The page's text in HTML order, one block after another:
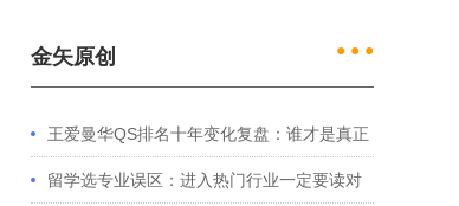
金矢原创 ● ● ●
王爱曼华QS排名十年变化复盘：谁才是真正
的赢家？
留学选专业误区：进入热门行业一定要读对